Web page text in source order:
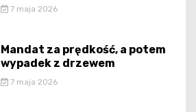
7 maja 2026
Mandat za prędkość, a potem
wypadek z drzewem
7 maja 2026